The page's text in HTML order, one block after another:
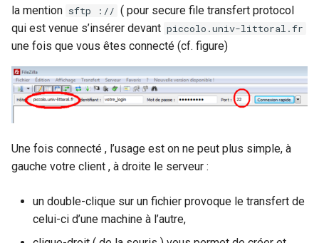
la mention sftp :// ( pour secure file transfert protocol
qui est venue s’insérer devant piccolo.univ-littoral.fr
une fois que vous êtes connecté (cf. figure)
Une fois connecté , l’usage est on ne peut plus simple, à
gauche votre client , à droite le serveur :
un double-clique sur un fichier provoque le transfert de
celui-ci d’une machine à l’autre,